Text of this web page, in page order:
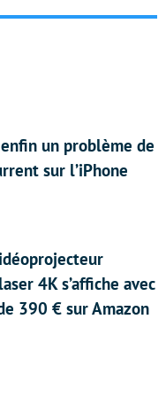
un problème de
sur l’iPhone
4K s’affiche avec
390 € sur Amazon